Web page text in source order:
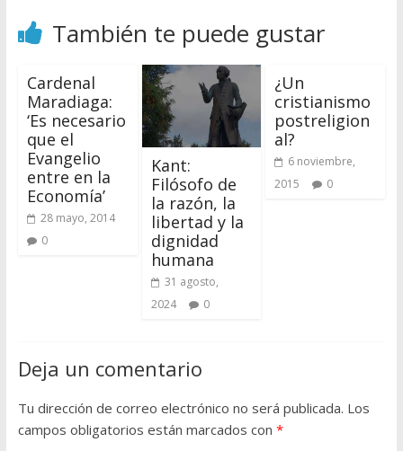
También te puede gustar
Cardenal
Maradiaga:
‘Es necesario
que el
Evangelio
entre en la
Economía’
28 mayo, 2014
0
Kant:
Filósofo de
la razón, la
libertad y la
dignidad
humana
31 agosto,
2024
0
¿Un
cristianismo
postreligion
al?
6 noviembre,
2015
0
Deja un comentario
Tu dirección de correo electrónico no será publicada. Los
campos obligatorios están marcados con *